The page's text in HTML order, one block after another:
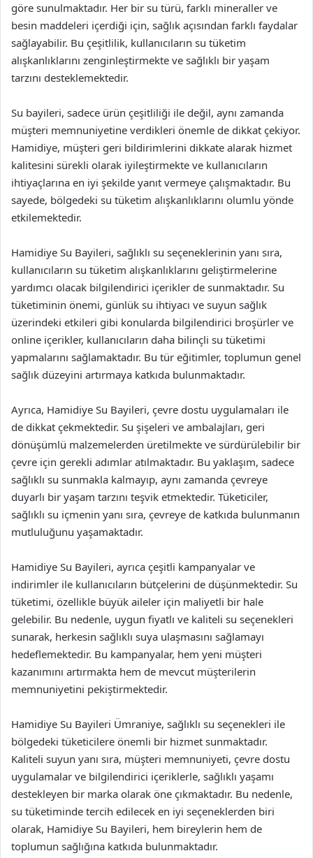
göre sunulmaktadır. Her bir su türü, farklı mineraller ve
besin maddeleri içerdiği için, sağlık açısından farklı faydalar
sağlayabilir. Bu çeşitlilik, kullanıcıların su tüketim
alışkanlıklarını zenginleştirmekte ve sağlıklı bir yaşam
tarzını desteklemektedir.
Su bayileri, sadece ürün çeşitliliği ile değil, aynı zamanda
müşteri memnuniyetine verdikleri önemle de dikkat çekiyor.
Hamidiye, müşteri geri bildirimlerini dikkate alarak hizmet
kalitesini sürekli olarak iyileştirmekte ve kullanıcıların
ihtiyaçlarına en iyi şekilde yanıt vermeye çalışmaktadır. Bu
sayede, bölgedeki su tüketim alışkanlıklarını olumlu yönde
etkilemektedir.
Hamidiye Su Bayileri, sağlıklı su seçeneklerinin yanı sıra,
kullanıcıların su tüketim alışkanlıklarını geliştirmelerine
yardımcı olacak bilgilendirici içerikler de sunmaktadır. Su
tüketiminin önemi, günlük su ihtiyacı ve suyun sağlık
üzerindeki etkileri gibi konularda bilgilendirici broşürler ve
online içerikler, kullanıcıların daha bilinçli su tüketimi
yapmalarını sağlamaktadır. Bu tür eğitimler, toplumun genel
sağlık düzeyini artırmaya katkıda bulunmaktadır.
Ayrıca, Hamidiye Su Bayileri, çevre dostu uygulamaları ile
de dikkat çekmektedir. Su şişeleri ve ambalajları, geri
dönüşümlü malzemelerden üretilmekte ve sürdürülebilir bir
çevre için gerekli adımlar atılmaktadır. Bu yaklaşım, sadece
sağlıklı su sunmakla kalmayıp, aynı zamanda çevreye
duyarlı bir yaşam tarzını teşvik etmektedir. Tüketiciler,
sağlıklı su içmenin yanı sıra, çevreye de katkıda bulunmanın
mutluluğunu yaşamaktadır.
Hamidiye Su Bayileri, ayrıca çeşitli kampanyalar ve
indirimler ile kullanıcıların bütçelerini de düşünmektedir. Su
tüketimi, özellikle büyük aileler için maliyetli bir hale
gelebilir. Bu nedenle, uygun fiyatlı ve kaliteli su seçenekleri
sunarak, herkesin sağlıklı suya ulaşmasını sağlamayı
hedeflemektedir. Bu kampanyalar, hem yeni müşteri
kazanımını artırmakta hem de mevcut müşterilerin
memnuniyetini pekiştirmektedir.
Hamidiye Su Bayileri Ümraniye, sağlıklı su seçenekleri ile
bölgedeki tüketicilere önemli bir hizmet sunmaktadır.
Kaliteli suyun yanı sıra, müşteri memnuniyeti, çevre dostu
uygulamalar ve bilgilendirici içeriklerle, sağlıklı yaşamı
destekleyen bir marka olarak öne çıkmaktadır. Bu nedenle,
su tüketiminde tercih edilecek en iyi seçeneklerden biri
olarak, Hamidiye Su Bayileri, hem bireylerin hem de
toplumun sağlığına katkıda bulunmaktadır.